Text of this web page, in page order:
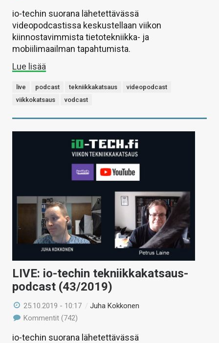
io-techin suorana lähetettävässä
videopodcastissa keskustellaan viikon
kiinnostavimmista tietotekniikka- ja
mobiilimaailman tapahtumista.
Lue lisää
live podcast tekniikkakatsaus
videopodcast
viikkokatsaus
vodcast
LIVE: io-techin tekniikkakatsaus-
podcast (43/2019)
25.10.2019 - 10:17 /Juha Kokkonen
Kommentit (742)
io-techin suorana lähetettävässä